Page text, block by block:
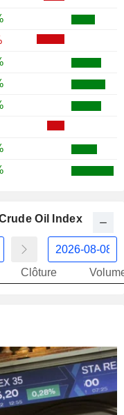
Oil Index
Clôture